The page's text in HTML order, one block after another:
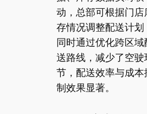
动，总部可根据门店
存情况调整配送计划
同时通过优化跨区域
送路线，减少了空驶
节，配送效率与成本
制效果显著。